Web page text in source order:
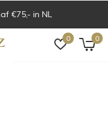
0 0
€75,- in NL